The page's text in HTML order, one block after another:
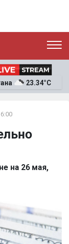
23.34°C
на 26 мая,